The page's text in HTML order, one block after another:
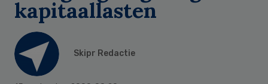
kapitaallasten
Skipr Redactie